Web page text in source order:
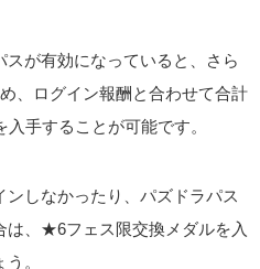
が有効になっていると、さら
、ログイン報酬と合わせて合計
手することが可能です。
しなかったり、パズドラパス
は、★6フェス限交換メダルを入
。